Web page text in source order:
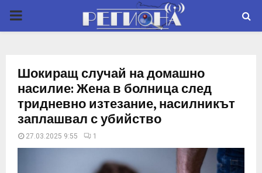
P
M
A
Шокиращ случай на домашно
насилие: Жена в болница след
тридневно изтезание, насилникът
заплашвал с убийство
27.03.2025 9:55 1